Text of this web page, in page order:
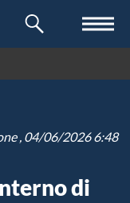
, 04/06/2026 6:48
di